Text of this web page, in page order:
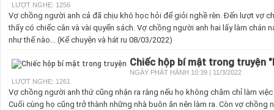
LƯỢT NGHE: 1256
Vợ chồng người anh cả đã chịu khó học hỏi để giỏi nghề rèn. Đến lượt vợ
thấy có chiếc cân và vài quyển sách. Vợ chồng người anh hai lấy làm chán
như thế nào... (Kể chuyện và hát ru 08/03/2022)
Chiếc hộp bí mật trong truyện
NGÀY PHÁT HÀNH 10:39 | 11/3/2022
LƯỢT NGHE: 1261
Vợ chồng người anh thứ cũng nhận ra rằng nếu họ không chăm chỉ làm
Cuối cùng họ cũng trở thành những nhà buôn ăn nên làm ra. Còn vợ chồng